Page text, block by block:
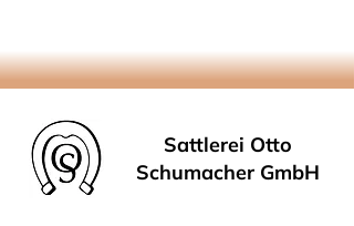
info@os-sattlerei.de
Sattlerei Otto
Schumacher GmbH